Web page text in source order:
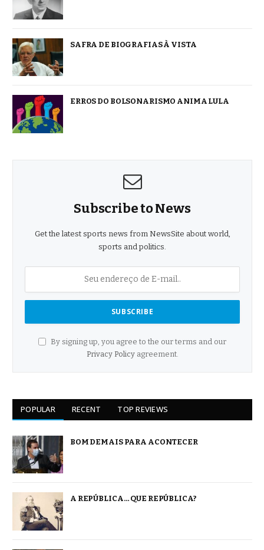
SAFRA DE BIOGRAFIAS À VISTA
ERROS DO BOLSONARISMO ANIMA LULA
Subscribe to News
Get the latest sports news from NewsSite about world,
sports and politics.
By signing up, you agree to the our terms and our
Privacy Policyagreement.
POPULAR RECENT TOP REVIEWS
BOM DEMAIS PARA ACONTECER
A REPÚBLICA… QUE REPÚBLICA?